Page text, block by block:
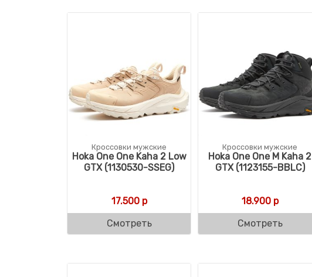
Кроссовки мужские
Hoka One One Kaha 2 Low
GTX (1130530-SSEG)
17.500р
Смотреть
Кроссовки мужские
Hoka One One M Kaha 2
GTX (1123155-BBLC)
18.900р
Смотреть